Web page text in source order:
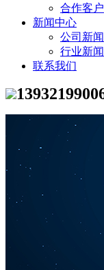
合作客户
新闻中心
公司新闻
行业新闻
联系我们